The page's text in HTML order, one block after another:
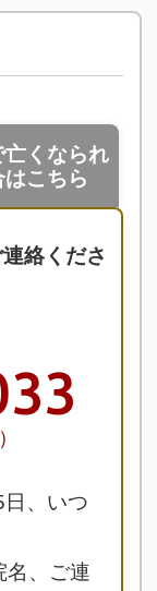
亡くなられ
はこちら
絡くださ
、いつ
名、ご連